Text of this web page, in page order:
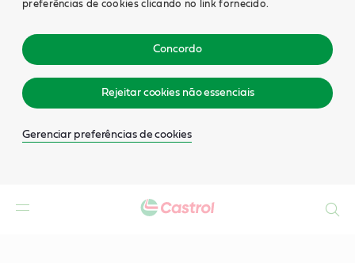
preferências de cookies clicando no link fornecido.
Concordo
Rejeitar cookies não essenciais
Gerenciar preferências de cookies